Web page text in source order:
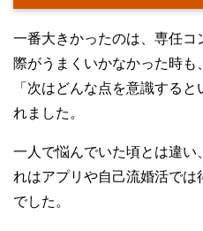
一番大きかったのは、専任
際がうまくいかなかった時も
「次はどんな点を意識する
れました。
一人で悩んでいた頃とは違い
れはアプリや自己流婚活で
でした。